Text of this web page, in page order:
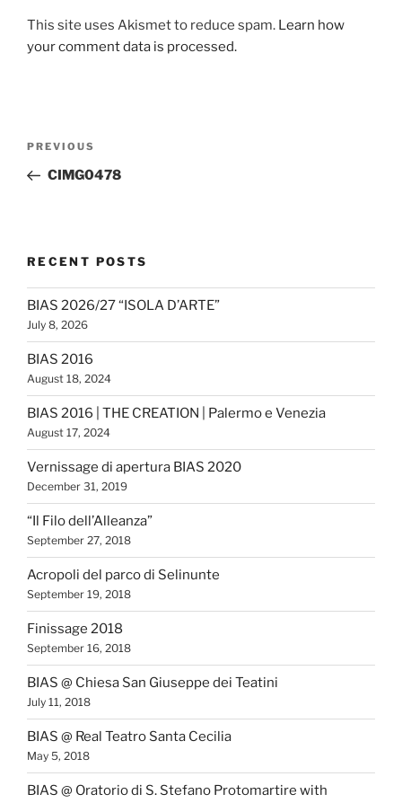
This site uses Akismet to reduce spam. Learn how
your comment data is processed.
Previous
Post
PREVIOUS
CIMG0478
RECENT POSTS
BIAS 2026/27 “ISOLA D’ARTE”
July 8, 2026
BIAS 2016
August 18, 2024
BIAS 2016 | THE CREATION | Palermo e Venezia
August 17, 2024
Vernissage di apertura BIAS 2020
December 31, 2019
“Il Filo dell’Alleanza”
September 27, 2018
Acropoli del parco di Selinunte
September 19, 2018
Finissage 2018
September 16, 2018
BIAS @ Chiesa San Giuseppe dei Teatini
July 11, 2018
BIAS @ Real Teatro Santa Cecilia
May 5, 2018
BIAS @ Oratorio di S. Stefano Protomartire with